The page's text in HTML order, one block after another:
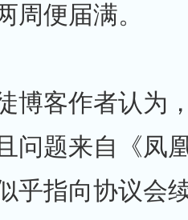
周便届满。
博客作者认为
问题来自《凤
乎指向协议会